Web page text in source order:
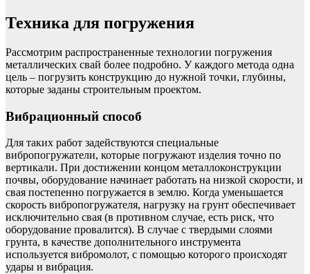
Техника для погружения
Рассмотрим распространенные технологии погружения
металлических свай более подробно. У каждого метода одна
цель – погрузить конструкцию до нужной точки, глубины,
которые заданы строительным проектом.
Вибрационный способ
Для таких работ задействуются специальные
вибропогружатели, которые погружают изделия точно по
вертикали. При достижении концом металлоконструкции
почвы, оборудование начинает работать на низкой скорости, и
свая постепенно погружается в землю. Когда уменьшается
скорость вибропогружателя, нагрузку на грунт обеспечивает
исключительно свая (в противном случае, есть риск, что
оборудование провалится). В случае с твердыми слоями
грунта, в качестве дополнительного инструмента
используется вибромолот, с помощью которого происходят
удары и вибрация.